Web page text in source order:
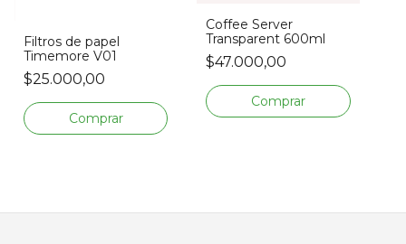
Filtros de papel
Timemore V01
$25.000,00
Coffee Server
Transparent 600ml
$47.000,00